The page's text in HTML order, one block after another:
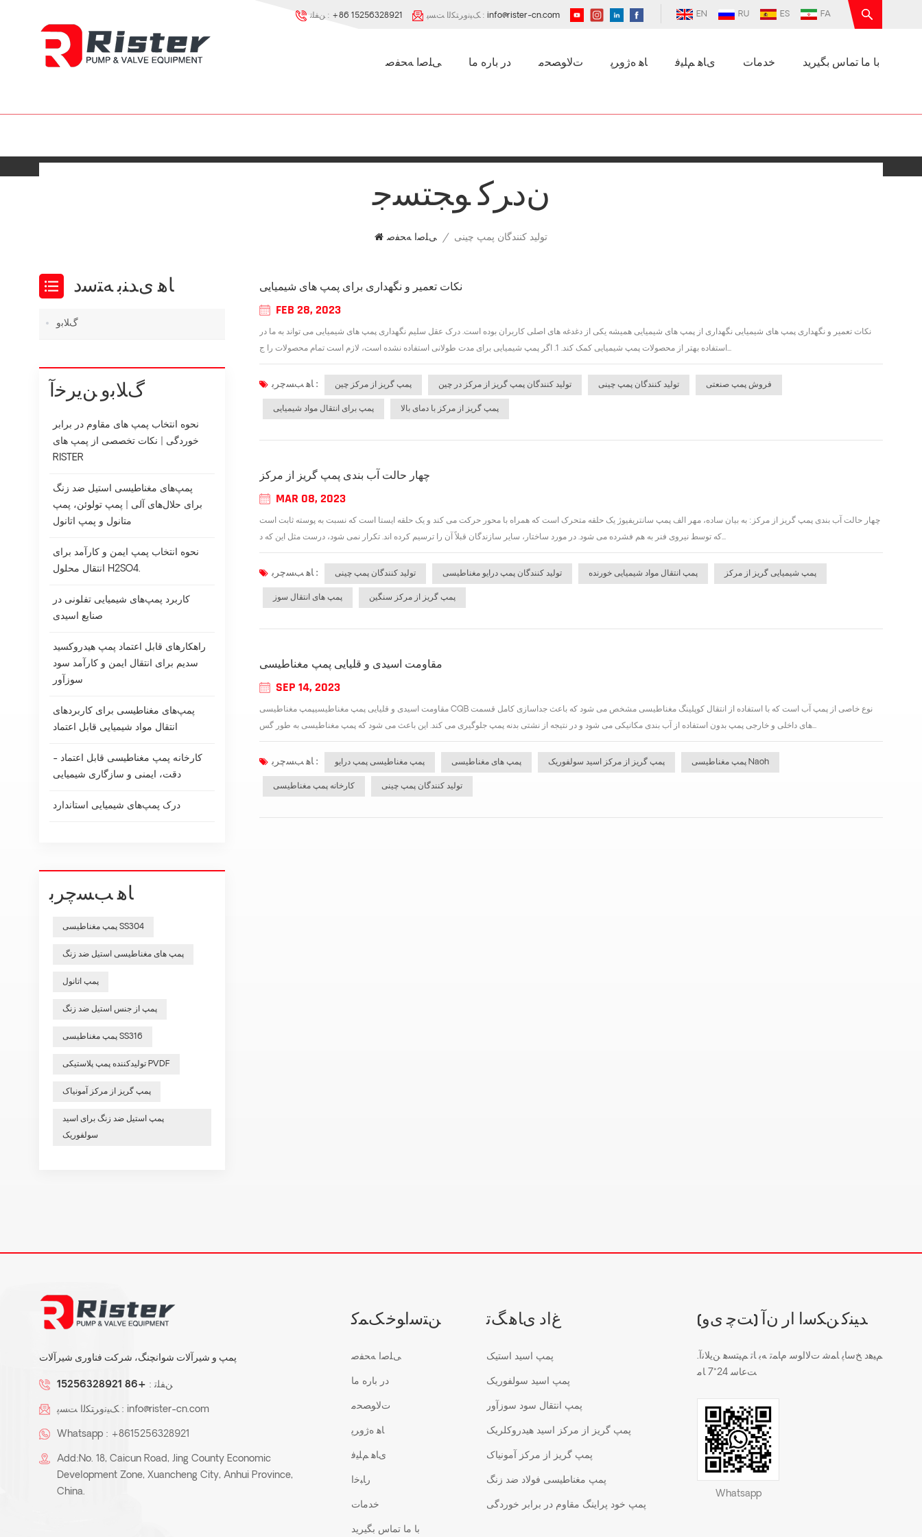
EN RU ES FA ﻦﻔﻠﺗ : +86 15256328921 ﮏﯿﻧﻭﺮﺘﮑﻟﺍ ﺖﺴﭘ : info@rister-cn.com
ﯽﻠﺻﺍ ﻪﺤﻔﺻ در باره ما ﺕﻻ ﻮﺼﺤﻣ ﺎﻫ ﻩﮊﻭﺮﭘ ﯼﺎﻫ ﻢﻠﯿﻓ خدمات با ما تماس بگیرید
ﻥﺩﺮﮐ ﻮﺠﺘﺴﺟ
ﯽﻠﺻﺍ ﻪﺤﻔﺻ / تولید کنندگان پمپ چینی
نکات تعمیر و نگهداری برای پمپ های شیمیایی
FEB 28, 2023
نکات تعمیر و نگهداری پمپ های شیمیایی نگهداری از پمپ های شیمیایی همیشه یکی از دغدغه های اصلی کاربران بوده است. درک عقل سلیم نگهداری پمپ های شیمیایی می تواند به ما در
استفاده بهتر از محصولات پمپ شیمیایی کمک کند. 1. اگر پمپ شیمیایی برای مدت طولانی استفاده نشده است، لازم است تمام محصولات را ج...
ﺎﻫ ﺐﺴﭼﺮﺑ : پمپ گریز از مرکز چین تولید کنندگان پمپ گریز از مرکز در چین تولید کنندگان پمپ چینی فروش پمپ صنعتی
پمپ برای انتقال مواد شیمیایی پمپ گریز از مرکز با دمای بالا
چهار حالت آب بندی پمپ گریز از مرکز
MAR 08, 2023
چهار حالت آب بندی پمپ گریز از مرکز: به بیان ساده، مهر الف پمپ سانتریفیوژ یک حلقه متحرک است که همراه با محور حرکت می کند و یک حلقه ایستا است که نسبت به پوسته ثابت است
که توسط نیروی فنر به هم فشرده می شود. در مورد ساختار، سایر سازندگان قبلاً آن را ترسیم کرده اند. تکرار نمی شود، درست مثل این که د...
ﺎﻫ ﺐﺴﭼﺮﺑ : تولید کنندگان پمپ چینی تولید کنندگان پمپ درایو مغناطیسی پمپ انتقال مواد شیمیایی خورنده پمپ شیمیایی گریز از مرکز
پمپ های انتقال سوز پمپ گریز از مرکز سنگین
مقاومت اسیدی و قلیایی پمپ مغناطیسی
SEP 14, 2023
مقاومت اسیدی و قلیایی پمپ مغناطیسیپمپ مغناطیسی CQB نوع خاصی از پمپ آب است که با استفاده از انتقال کوپلینگ مغناطیسی مشخص می شود که باعث جداسازی کامل قسمت
های داخلی و خارجی پمپ بدون استفاده از آب بندی مکانیکی می شود و در نتیجه از نشتی بدنه پمپ جلوگیری می کند. این باعث می شود که پمپ مغناطیسی به طور گس...
ﺎﻫ ﺐﺴﭼﺮﺑ : پمپ مغناطیسی پمپ درایو پمپ های مغناطیسی پمپ گریز از مرکز اسید سولفوریک پمپ مغناطیسی Naoh
کارخانه پمپ مغناطیسی تولید کنندگان پمپ چینی
ﺎﻫ ﯼﺪﻨﺑ ﻪﺘﺳﺩ
ﮒﻼ ﺑﻭ
ﮒﻼ ﺑﻭ ﻦﯾﺮﺧﺁ
نحوه انتخاب پمپ های مقاوم در برابر
خوردگی | نکات تخصصی از پمپ های
RISTER
پمپ‌های مغناطیسی استیل ضد زنگ
برای حلال‌های آلی | پمپ تولوئن، پمپ
متانول و پمپ اتانول
نحوه انتخاب پمپ ایمن و کارآمد برای
انتقال محلول H2SO4.
کاربرد پمپ‌های شیمیایی تفلونی در
صنایع اسیدی
راهکارهای قابل اعتماد پمپ هیدروکسید
سدیم برای انتقال ایمن و کارآمد سود
سوزآور
پمپ‌های مغناطیسی برای کاربردهای
انتقال مواد شیمیایی قابل اعتماد
کارخانه پمپ مغناطیسی قابل اعتماد -
دقت، ایمنی و سازگاری شیمیایی
درک پمپ‌های شیمیایی استاندارد
ﺎﻫ ﺐﺴﭼﺮﺑ
پمپ مغناطیسی SS304
پمپ های مغناطیسی استیل ضد زنگ
پمپ اتانول
پمپ از جنس استیل ضد زنگ
پمپ مغناطیسی SS316
تولیدکننده پمپ پلاستیکی PVDF
پمپ گریز از مرکز آمونیاک
پمپ استیل ضد زنگ برای اسید
سولفوریک
پمپ و شیرآلات شوانچنگ، شرکت فناوری شیرآلات
ﻦﻔﻠﺗ : +86 15256328921
ﮏﯿﻧﻭﺮﺘﮑﻟﺍ ﺖﺴﭘ : info@rister-cn.com
Whatsapp : +8615256328921
Add:No. 18, Caicun Road, Jing County Economic
Development Zone, Xuancheng City, Anhui Province,
China.
ﻦﺘﺳﺍﻮﺧ ﮏﻤﮐ
ﯽﻠﺻﺍ ﻪﺤﻔﺻ
در باره ما
ﺕﻻ ﻮﺼﺤﻣ
ﺎﻫ ﻩﮊﻭﺮﭘ
ﯼﺎﻫ ﻢﻠﯿﻓ
ﺭﺎﺒﺧﺍ
خدمات
با ما تماس بگیرید
ﻍﺍﺩ ﯼﺎﻫ ﮓﺗ
پمپ اسید استیک
پمپ اسید سولفوریک
پمپ انتقال سود سوزآور
پمپ گریز از مرکز اسید هیدروکلریک
پمپ گریز از مرکز آمونیاک
پمپ مغناطیسی فولاد ضد زنگ
پمپ خود پراینگ مقاوم در برابر خوردگی
(ﺖﭼ ﯼﻭ) ﺪﯿﻨﮐ ﻦﮑﺳﺍ ﺍﺭ ﻥﺁ
.ﻢﯿﻫﺩ ﺦﺳﺎﭘ ﺎﻤﺷ ﺕﻻ ﺍﻮﺳ ﻡﺎﻤﺗ ﻪﺑ ﺎﺗ ﻢﯿﺘﺴﻫ ﻦﯾﻼ ﻧﺁ
ﺖﻋﺎﺳ 24*7 ﺎﻣ
Whatsapp